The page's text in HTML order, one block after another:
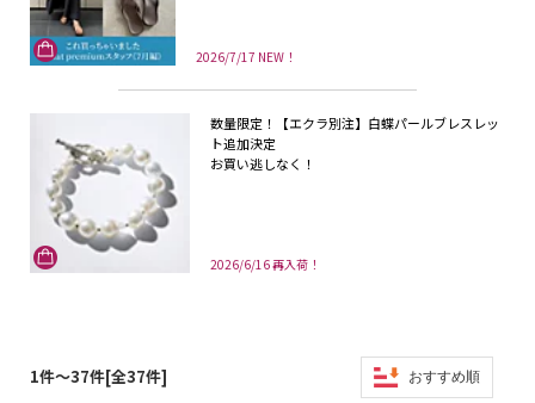
2026/7/17 NEW！
2026/6/16 再入荷！
数量限定！【エクラ別注】白蝶パールブレスレッ
ト追加決定
お買い逃しなく！
1件～37件[全37件] おすすめ順